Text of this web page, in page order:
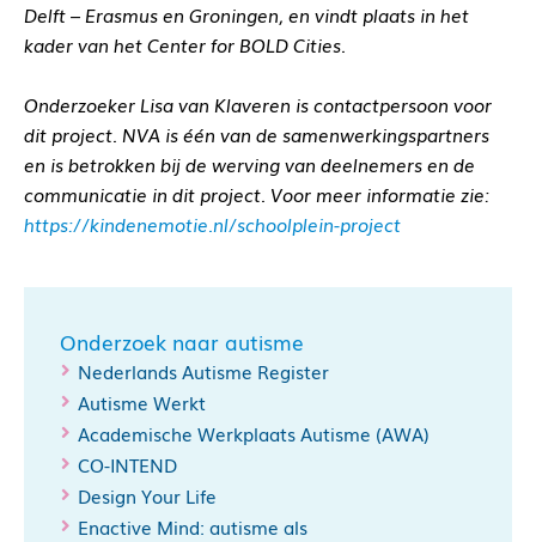
Delft – Erasmus en Groningen, en vindt plaats in het
kader van het Center for BOLD Cities.
Onderzoeker Lisa van Klaveren is contactpersoon voor
dit project. NVA is één van de samenwerkingspartners
en is betrokken bij de werving van deelnemers en de
communicatie in dit project. Voor meer informatie zie:
https://kindenemotie.nl/schoolplein-project
Onderzoek naar autisme
Nederlands Autisme Register
Autisme Werkt
Academische Werkplaats Autisme (AWA)
CO-INTEND
Design Your Life
Enactive Mind: autisme als